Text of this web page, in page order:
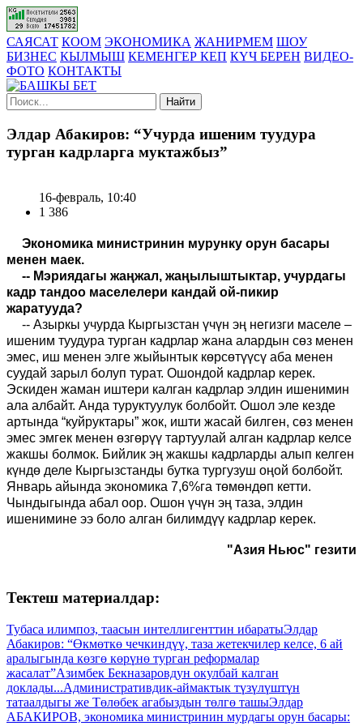
САЯСАТ КООМ ЭКОНОМИКА ЖАНИРМЕМ ШОУ
БИЗНЕС КЫЛМЫШ КЕМЕНГЕР КЕП КҮЧ БЕРЕН ВИДЕО-
ФОТО КОНТАКТЫ
Найти
Элдар Абакиров: “Учурда ишеним туудура
турган кадрларга муктажбыз”
16-февраль, 10:40
1 386
Экономика министринин мурунку орун басары
менен маек.
-- Мэриядагы жаңжал, жаңылыштыктар, учурдагы
кадр тандоо маселелери кандай ой-пикир
жаратууда?
-- Азыркы учурда Кыргызстан үчүн эң негизги маселе –
ишеним туудура турган кадрлар жана алардын сөз менен
эмес, иш менен элге жыйынтык көрсөтүүсү аба менен
суудай зарыл болуп турат. Ошондой кадрлар керек.
Эскиден жаман иштери калган кадрлар элдин ишенимин
ала албайт. Анда туруктуулук болбойт. Ошол эле кезде
артында “куйруктары” жок, ишти жасай билген, сөз менен
эмес эмгек менен өзгөрүү тартуулай алган кадрлар келсе
жакшы болмок. Бийлик эң жакшы кадрларды алып келген
күндө деле Кыргызстанды бутка тургузуш оңой болбойт.
Январь айында экономика 7,6%га төмөндөп кетти.
Чындыгында абал оор. Ошон үчүн эң таза, элдин
ишенимине ээ боло алган билимдүү кадрлар керек.
"Азия Ньюс" гезити
Тектеш материалдар:
Тубаса илимпоз, таасын интеллигенттин ибаратыЭлдар
Абакиров: “Өкмөткө чечкиндүү, таза жетекчилер келсе, 6 ай
аралыгында көзгө көрүнө турган реформалар
жасалат”Азимбек Бекназаровдун окулбай калган
доклады...Административдик-аймактык түзүлүштүн
татаалдыгы же Төлөбек агабыздын төлгө ташыЭлдар
АБАКИРОВ, экономика министринин мурдагы орун басары: